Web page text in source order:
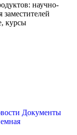
научно-
курсы
Документы